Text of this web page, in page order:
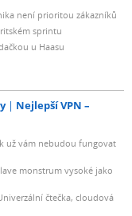
není prioritou zákazníků
sprintu
u Haasu
Nejlepší VPN –
už vám nebudou fungovat
monstrum vysoké jako
čtečka, cloudová